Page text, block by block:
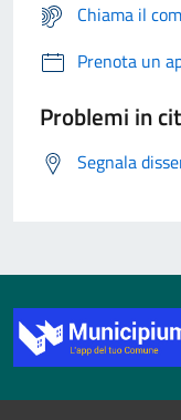
Chiama il
Prenota un
Problemi in
Segnala